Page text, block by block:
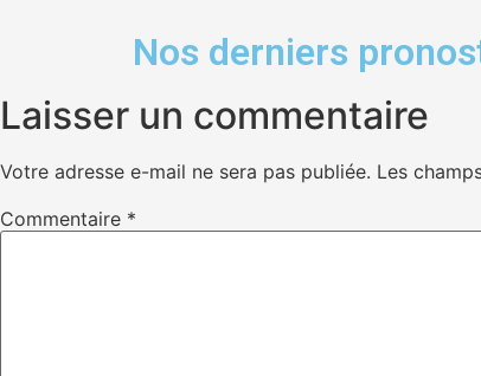
Nos derniers
Laisser un commentaire
Votre adresse e-mail ne sera pas publiée. Les
Commentaire *